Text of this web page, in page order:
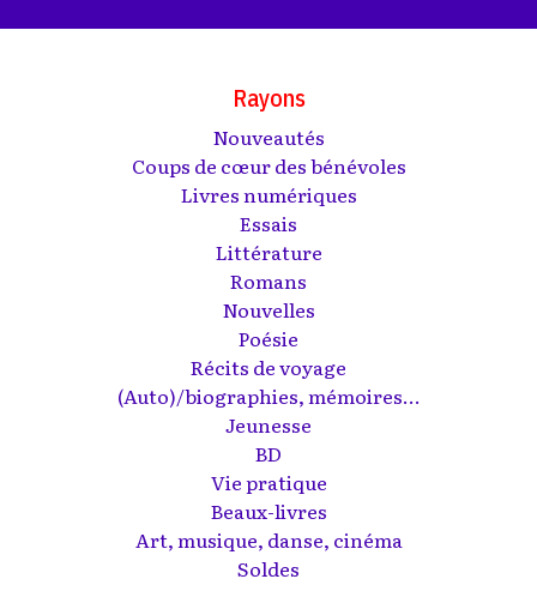
Rayons
Nouveautés
Coups de cœur des bénévoles
Livres numériques
Essais
Littérature
Romans
Nouvelles
Poésie
Récits de voyage
(Auto)/biographies, mémoires...
Jeunesse
BD
Vie pratique
Beaux-livres
Art, musique, danse, cinéma
Soldes